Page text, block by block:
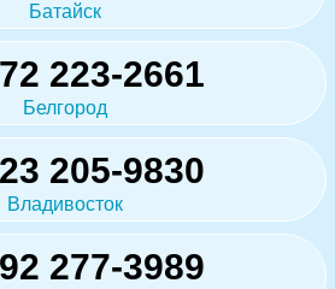
Батайск
223-2661
Белгород
205-9830
Владивосток
277-3989